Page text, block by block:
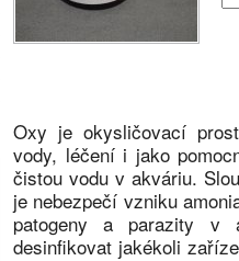
Oxy je okysličovací
vody, léčení i jako
čistou vodu v akváriu.
je nebezpečí vzniku
patogeny a parazity v
desinfikovat jakékoli